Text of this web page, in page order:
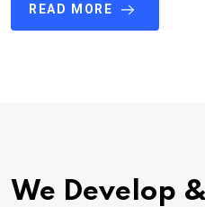
READ MORE
We Develop